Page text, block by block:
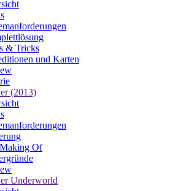
& Tricks
und Karten
(2013)
Of
Underworld